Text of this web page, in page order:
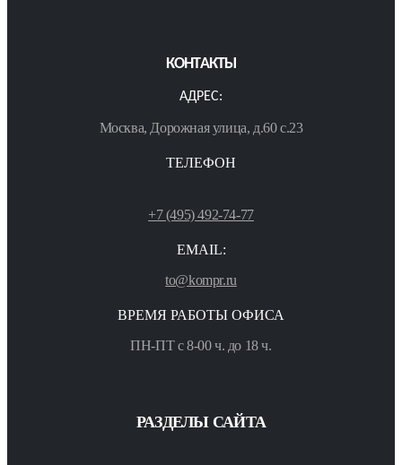
КОНТАКТЫ
АДРЕС:
Москва, Дорожная улица, д.60 с.23
ТЕЛЕФОН
+7 (495) 492-74-77
EMAIL:
to@kompr.ru
ВРЕМЯ РАБОТЫ ОФИСА
ПН-ПТ с 8-00 ч. до 18 ч.
РАЗДЕЛЫ САЙТА